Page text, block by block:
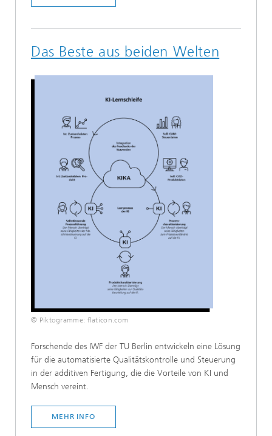
Das Beste aus beiden Welten
© Piktogramme: flaticon.com
Forschende des IWF der TU Berlin entwickeln eine Lösung
für die automatisierte Qualitätskontrolle und Steuerung
in der additiven Fertigung, die die Vorteile von KI und
Mensch vereint.
MEHR INFO